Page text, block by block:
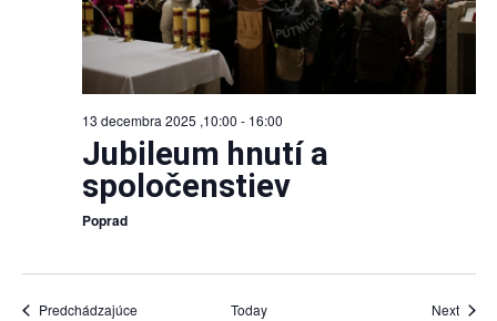
13 decembra 2025 ,10:00 - 16:00
Jubileum hnutí a
spoločenstiev
Poprad
PredchádzajúceUdalosti Today Next